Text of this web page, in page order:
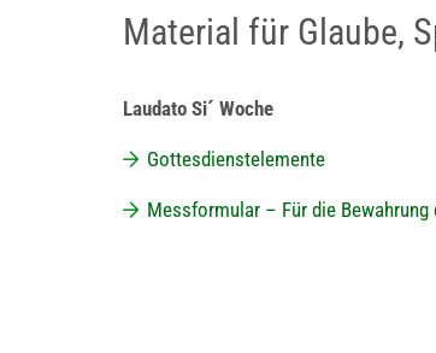
Material für Glaube,
Laudato Si´ Woche
Gottesdienstelemente
Messformular – Für die Bewahrung